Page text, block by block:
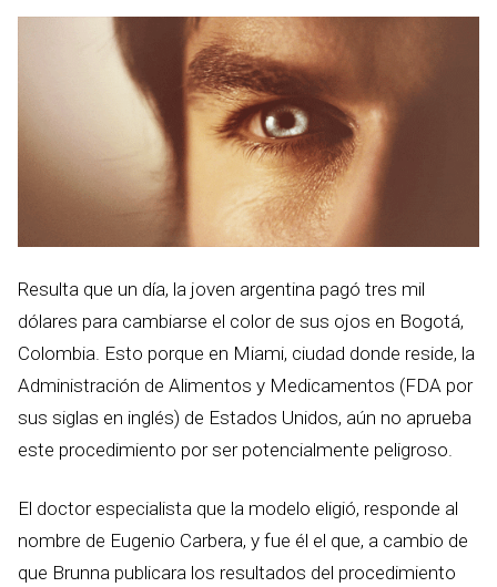
Resulta que un día, la joven argentina pagó tres mil
dólares para cambiarse el color de sus ojos en Bogotá,
Colombia. Esto porque en Miami, ciudad donde reside, la
Administración de Alimentos y Medicamentos (FDA por
sus siglas en inglés) de Estados Unidos, aún no aprueba
este procedimiento por ser potencialmente peligroso.
El doctor especialista que la modelo eligió, responde al
nombre de Eugenio Carbera, y fue él el que, a cambio de
que Brunna publicara los resultados del procedimiento